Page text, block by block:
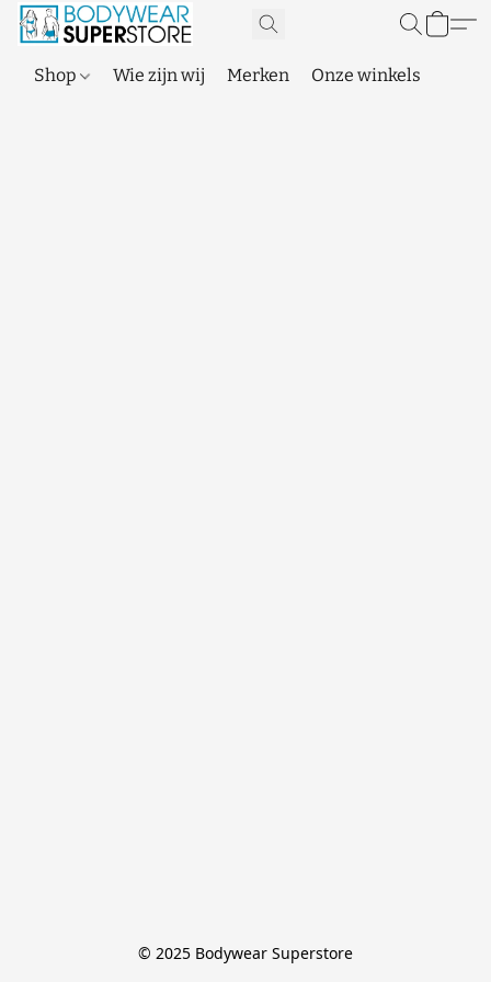
Shop Wie zijn wij Merken Onze winkels
© 2025 Bodywear Superstore